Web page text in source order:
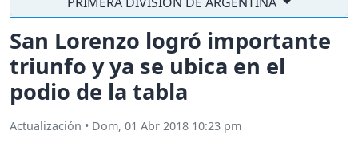
San Lorenzo logró importante
triunfo y ya se ubica en el
podio de la tabla
Actualización • Dom, 01 Abr 2018 10:23 pm